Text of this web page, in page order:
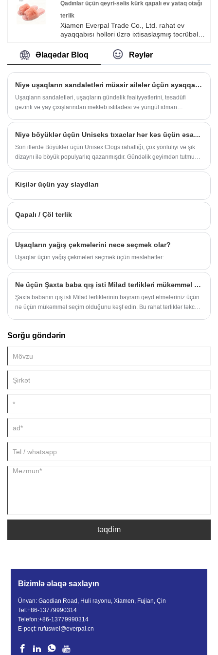
Qadınlar üçün qeyri-səlis kürk qapalı ev yataq otağı
terlik
Xiamen Everpal Trade Co., Ltd. rahat ev
ayaqqabısı həlləri üzrə ixtisaslaşmış təcrübəli
Təchizatçısıdır. Yumşaq xəz astarlı rahatlıq,
sürüşkən altlıq performansı, davamlı
gündəlik qapalı fəaliyyətlər üçün rahat geyinmə
təcrübəsi təqdim edir. Şirkət etibarlı ev
ayaqqabısı həllərini təqdim etmək üçün
ayaqqabı təcrübəsini və peşəkar istehsal
dəstəyini birləşdirir.
Əlaqədar Bloq Rəylər
Niyə uşaqların sandaletləri müasir ailələr üçün ayaqqabı seçiminə çevrilir?
Uşaqların sandaletləri, uşaqların gündəlik fəaliyyətlərini, təsadüfi
gəzinti və yay çıxışlarından məktəb istifadəsi və yüngül idman
aktiv hərəkət üçün davamlılığı təmin edərkən nəfəslilik, rahatlıq və
təhlükəsizlik, təhlükəsizlik və təhlükəsizlik təmin etməkdir. Valideynlər,
erqonomik quruluşu, qoruyucu elementləri və uşaq dostu materialları
Niyə böyüklər üçün Uniseks tıxaclar hər kəs üçün əsas ayaqqabı seçiminə çevrilir
Son illərdə Böyüklər üçün Unisex Clogs rahatlığı, çox yönlüliyi və şık
dizaynı ilə böyük populyarlıq qazanmışdır. Gündəlik geyimdən tutmuş
xüsusiyyətlərini, faydalarını və praktik tətbiqlərini araşdırırıq və bu
Kişilər üçün yay slaydları
Qapalı / Çöl terlik
Uşaqların yağış çəkmələrini necə seçmək olar?
Uşaqlar üçün yağış çəkmələri seçmək üçün məsləhətlər:
Nə üçün Şaxta baba qış isti Milad terlikləri mükəmməl bayram hədiyyəsidir
Şaxta babanın qış isti Milad terliklərinin bayram qeyd etmələriniz üçün
nə üçün mükəmməl seçim olduğunu kəşf edin. Bu rahat terliklər təkcə
adı olan Everpal-dan bu terliklərin üstünlükləri, xüsusiyyətləri və unikal
Sorğu göndərin
təqdim
Bizimlə əlaqə saxlayın
Ünvan: Gaodian Road, Huli rayonu, Xiamen, Fujian, Çin
Tel:+86-13779990314
Telefon:+86-13779990314
E-poçt:rufuswei@everpal.cn